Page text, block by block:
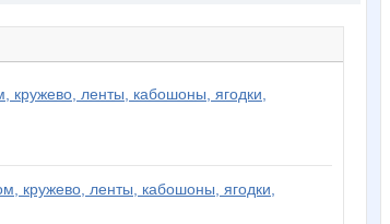
кружево, ленты, кабошоны, ягодки,
кружево, ленты, кабошоны, ягодки,